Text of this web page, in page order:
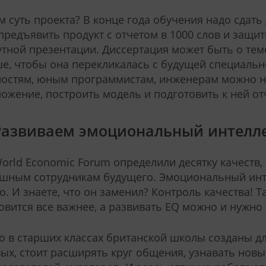
суть проекта? В конце года обучения надо
продукт с отчетом в 1000 слов и
презентации. Диссертация может быть о
чтобы она перекликалась с будущей
юным программистам, инженерам можно
построить модель и подготовить к ней
эмоциональный
Economic Forum определили десятку
сотрудникам будущего. Эмоциональный
И знаете, что он заменил? Контроль качества!
все важнее, а развивать EQ можно и
в старших классах британской школы созданы
стоит расширять круг общения, узнавать